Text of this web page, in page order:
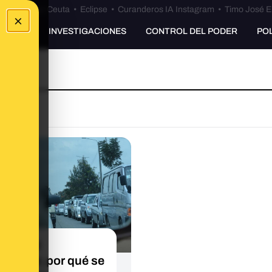
×
•Bulos Ceuta • Eclipse • Curanderos IA Instagram • Timo José
INVESTIGACIONES CONTROL DEL PODER
por qué se